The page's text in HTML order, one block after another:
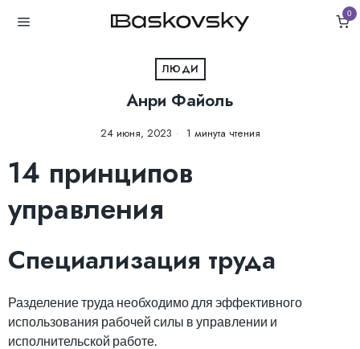
0
ЛЮДИ
Анри Файоль
24 июня, 2023 1 минута чтения
14 принципов
управления
Специализация труда
Разделение труда необходимо для эффективного
использования рабочей силы в управлении и
исполнительской работе.